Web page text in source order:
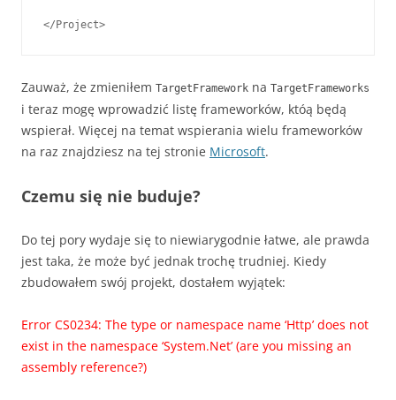
</Project>
Zauważ, że zmieniłem TargetFramework na TargetFrameworks
i teraz mogę wprowadzić listę frameworków, któą będą
wspierał. Więcej na temat wspierania wielu frameworków
na raz znajdziesz na tej stronie Microsoft.
Czemu się nie buduje?
Do tej pory wydaje się to niewiarygodnie łatwe, ale prawda
jest taka, że może być jednak trochę trudniej. Kiedy
zbudowałem swój projekt, dostałem wyjątek:
Error CS0234: The type or namespace name ‘Http’ does not
exist in the namespace ‘System.Net’ (are you missing an
assembly reference?)